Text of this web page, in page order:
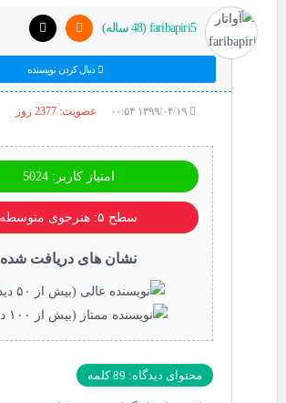
faribapiri5 (48 ساله)
دنبال کردن نویسنده
عضویت: 2377 روز
امتیاز کاربر: 5024
سطح ۵: هنرجوی متوسطه
نشان های دریافت شده
محتوای دیدگاه: 89 کلمه